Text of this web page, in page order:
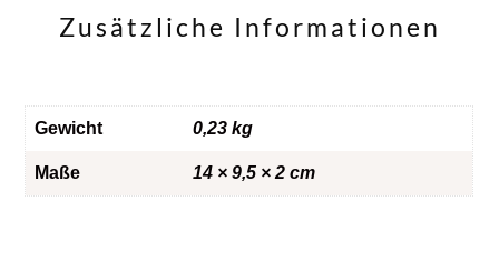
Zusätzliche Informationen
Gewicht 0,23 kg
Maße 14 × 9,5 × 2 cm